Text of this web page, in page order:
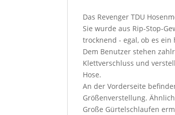
Das Revenger TDU
Sie wurde aus Rip-Stop-
trocknend - egal, ob es
Dem Benutzer stehen
Klettverschluss und
Hose.
An der Vorderseite
Größenverstellung.
Große Gürtelschlaufen